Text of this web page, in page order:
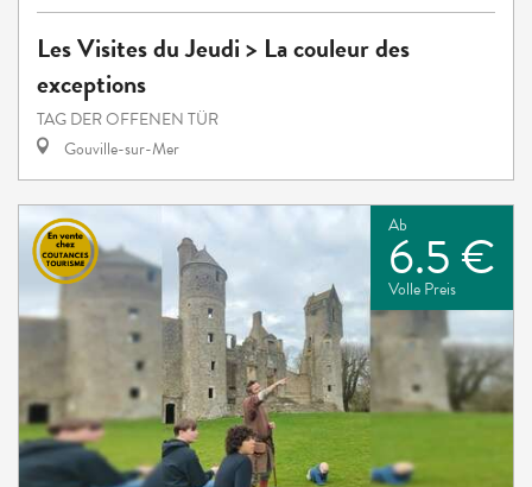
Les Visites du Jeudi > La couleur des
exceptions
TAG DER OFFENEN TÜR
Gouville-sur-Mer
Ab
6.5 €
Volle Preis